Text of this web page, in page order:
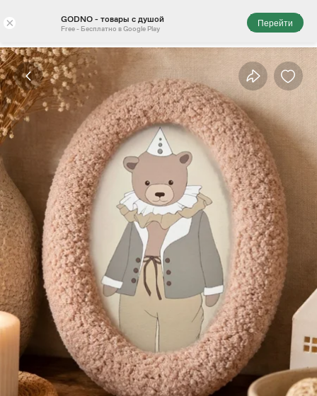
× GODNO - товары с душой
Free - Бесплатно в Google Play
Перейти